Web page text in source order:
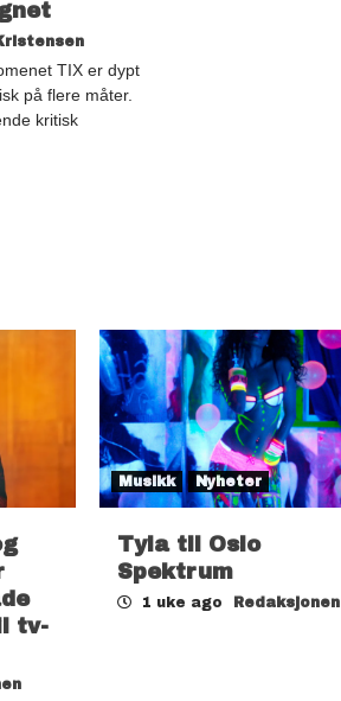
TIX er dypt
på flere måter.
kritisk
tv-
Musikk Nyheter
Tyla til Oslo
Spektrum
1 uke ago Redaksjonen